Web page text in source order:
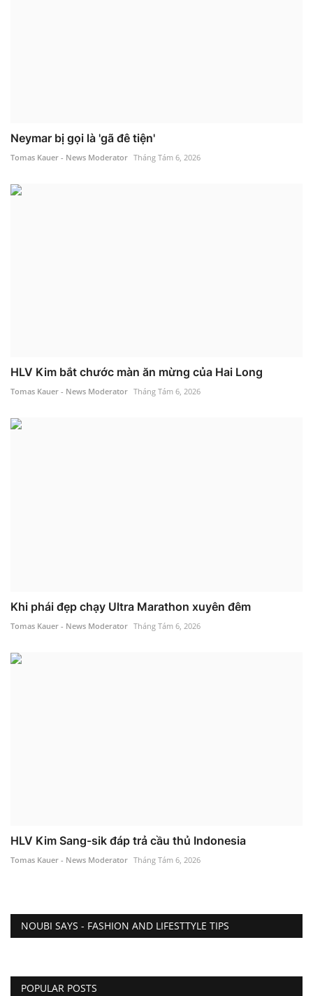
Neymar bị gọi là 'gã đê tiện'
Tomas Kauer - News Moderator Tháng Tám 6, 2026
HLV Kim bắt chước màn ăn mừng của Hai Long
Tomas Kauer - News Moderator Tháng Tám 6, 2026
Khi phái đẹp chạy Ultra Marathon xuyên đêm
Tomas Kauer - News Moderator Tháng Tám 6, 2026
HLV Kim Sang-sik đáp trả cầu thủ Indonesia
Tomas Kauer - News Moderator Tháng Tám 6, 2026
NOUBI SAYS - FASHION AND LIFESTTYLE TIPS
POPULAR POSTS